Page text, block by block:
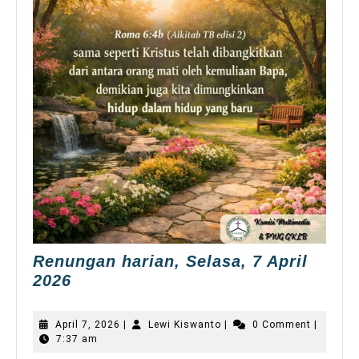
Renungan harian, Selasa, 7 April
2026
Selasa,
7
April 7, 2026 April
Lewi Kiswanto Lewi
0 Comment
7:37 am